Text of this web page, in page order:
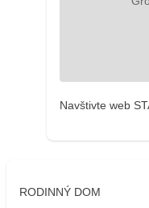
Navštivte web
RODINNÝ DOM